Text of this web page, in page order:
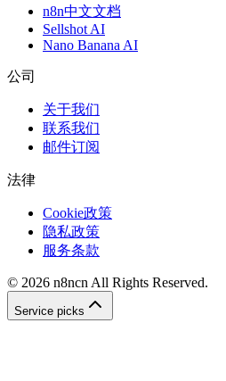
n8n中文文档
Sellshot AI
Nano Banana AI
公司
关于我们
联系我们
邮件订阅
法律
Cookie政策
隐私政策
服务条款
© 2026 n8ncn All Rights Reserved.
Service picks